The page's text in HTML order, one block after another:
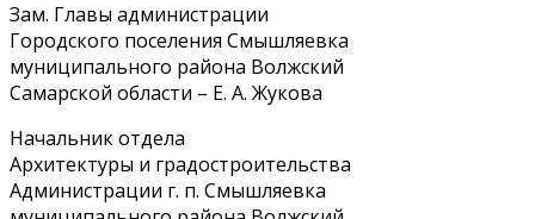
Зам. Главы администрации
Городского поселения Смышляевка
муниципального района Волжский
Самарской области – Е. А. Жукова
Начальник отдела
Архитектуры и градостроительства
Администрации г. п. Смышляевка